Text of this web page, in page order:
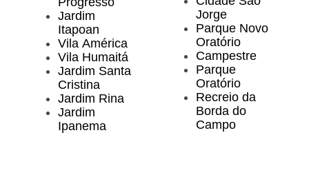
Jardim
Itapoan
Vila América
Vila Humaitá
Jardim Santa
Cristina
Jardim Rina
Jardim
Ipanema
Jorge
Parque Novo
Oratório
Campestre
Parque
Oratório
Recreio da
Borda do
Campo